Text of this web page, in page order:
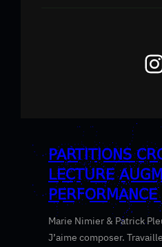
Instagram
PARTITIONS
LECTURE
Marie Nimier & Patrick
J’aime composer.